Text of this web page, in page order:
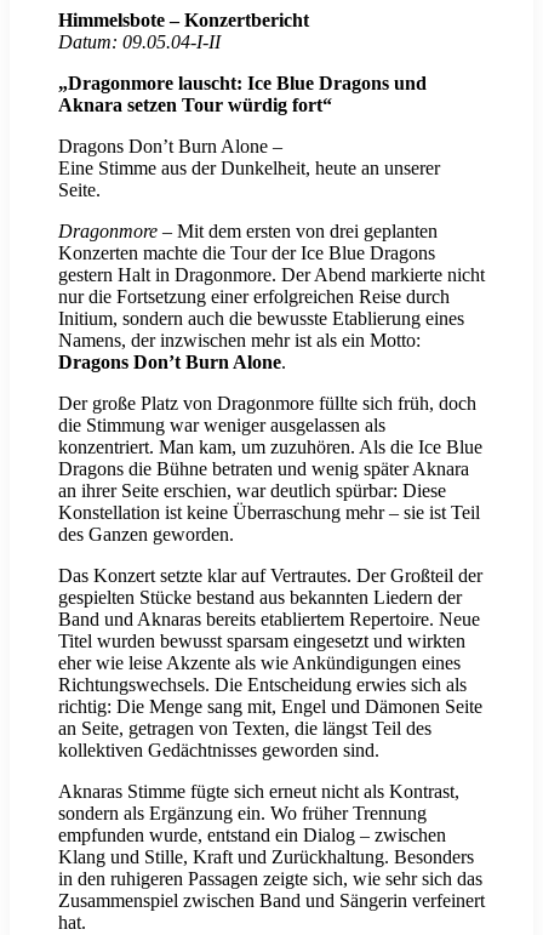
Himmelsbote – Konzertbericht
Datum: 09.05.04-I-II
„Dragonmore lauscht: Ice Blue Dragons und
Aknara setzen Tour würdig fort“
Dragons Don’t Burn Alone –
Eine Stimme aus der Dunkelheit, heute an unserer
Seite.
Dragonmore – Mit dem ersten von drei geplanten
Konzerten machte die Tour der Ice Blue Dragons
gestern Halt in Dragonmore. Der Abend markierte nicht
nur die Fortsetzung einer erfolgreichen Reise durch
Initium, sondern auch die bewusste Etablierung eines
Namens, der inzwischen mehr ist als ein Motto:
Dragons Don’t Burn Alone.
Der große Platz von Dragonmore füllte sich früh, doch
die Stimmung war weniger ausgelassen als
konzentriert. Man kam, um zuzuhören. Als die Ice Blue
Dragons die Bühne betraten und wenig später Aknara
an ihrer Seite erschien, war deutlich spürbar: Diese
Konstellation ist keine Überraschung mehr – sie ist Teil
des Ganzen geworden.
Das Konzert setzte klar auf Vertrautes. Der Großteil der
gespielten Stücke bestand aus bekannten Liedern der
Band und Aknaras bereits etabliertem Repertoire. Neue
Titel wurden bewusst sparsam eingesetzt und wirkten
eher wie leise Akzente als wie Ankündigungen eines
Richtungswechsels. Die Entscheidung erwies sich als
richtig: Die Menge sang mit, Engel und Dämonen Seite
an Seite, getragen von Texten, die längst Teil des
kollektiven Gedächtnisses geworden sind.
Aknaras Stimme fügte sich erneut nicht als Kontrast,
sondern als Ergänzung ein. Wo früher Trennung
empfunden wurde, entstand ein Dialog – zwischen
Klang und Stille, Kraft und Zurückhaltung. Besonders
in den ruhigeren Passagen zeigte sich, wie sehr sich das
Zusammenspiel zwischen Band und Sängerin verfeinert
hat.